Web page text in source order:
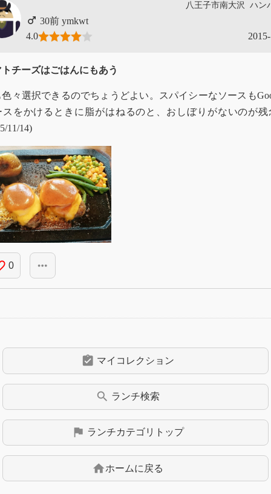
八王子市南大沢 ハン
ymkwt
4.0
トチーズはごはんにもあう
々選択できるのでちょうどよい。スパイシーなソースも
スをかけるときに脂がはねるのと、おしぼりがないのが残
11/14)
0 more_horiz
assignment_turned_in マイコレクション
search ランチ検索
flag ランチカテゴリトップ
homeホームに戻る